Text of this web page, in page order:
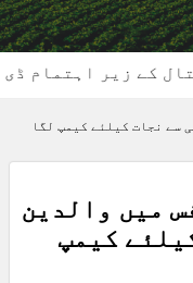
اہتمام ڈی ایس
سے نجات کیلئے کیمپ لگا
میں والدین
کیمپ